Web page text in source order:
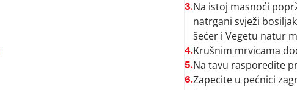
3.Na istoj masnoći
natrgani svježi
šećer i Vegetu natur
4.Krušnim mrvicama
5.Na tavu rasporedite
6.Zapecite u pećnici